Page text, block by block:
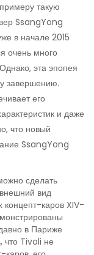
такую
SsangYong
в начале 2015
очень много
эта эпопея
завершению.
его
и даже
что новый
SsangYong
сделать
вид
концепт-каров XIV-
в Париже
что Tivoli не